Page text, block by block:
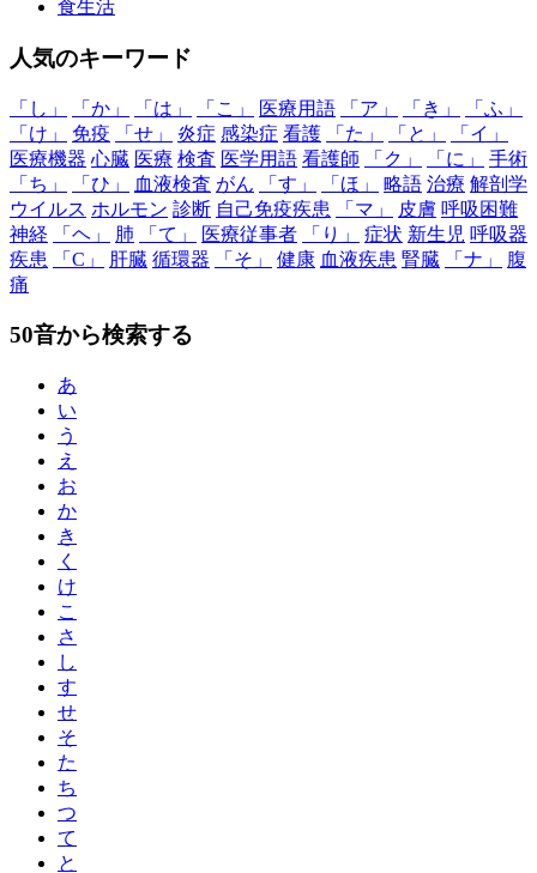
食生活
人気のキーワード
「し」 「か」 「は」 「こ」 医療用語 「ア」 「き」
「ふ」
「け」
免疫 「せ」 炎症 感染症 看護 「た」 「と」
「イ」
医療機器 心臓 医療 検査 医学用語 看護師 「ク」 「に」
手術
「ち」
「ひ」 血液検査 がん 「す」 「ほ」 略語 治療 解剖学
ウイルス ホルモン 診断 自己免疫疾患 「マ」 皮膚 呼吸困難
神経
「ヘ」 肺 「て」 医療従事者 「り」 症状 新生児 呼吸器
疾患
「C」 肝臓 循環器 「そ」 健康 血液疾患 腎臓 「ナ」
腹
痛
50音から検索する
あ
い
う
え
お
か
き
く
け
こ
さ
し
す
せ
そ
た
ち
つ
て
と